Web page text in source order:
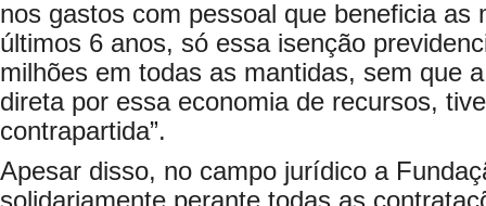
nos gastos com pessoal que beneficia as
últimos 6 anos, só essa isenção
milhões em todas as mantidas, sem que
direta por essa economia de recursos,
contrapartida”.
Apesar disso, no campo jurídico a